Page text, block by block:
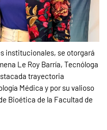
institucionales, se otorgará
Le Roy Barría, Tecnóloga
trayectoria
Médica y por su valioso
Bioética de la Facultad de